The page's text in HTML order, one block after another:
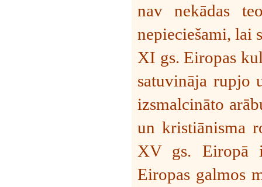
nav nekādas
nepieciešami, lai
XI gs. Eiropas
satuvināja rupjo
izsmalcināto
un kristiānisma
XV gs. Eiropā
Eiropas galmos